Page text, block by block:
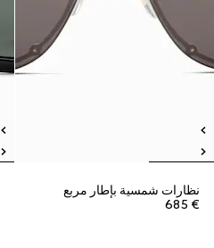
نظارات شمسية بإطار مربع
€ 685